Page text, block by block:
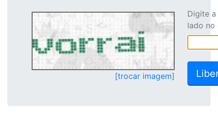
[trocar imagem]
Digite
lado no